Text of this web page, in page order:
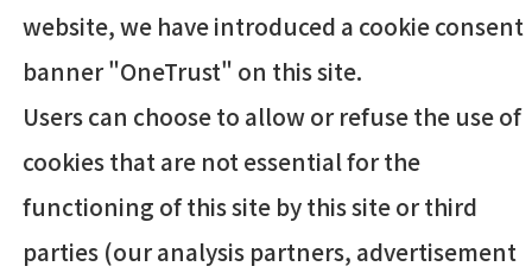
website, we have introduced a cookie consent
banner "OneTrust" on this site.
Users can choose to allow or refuse the use of
cookies that are not essential for the
functioning of this site by this site or third
parties (our analysis partners, advertisement